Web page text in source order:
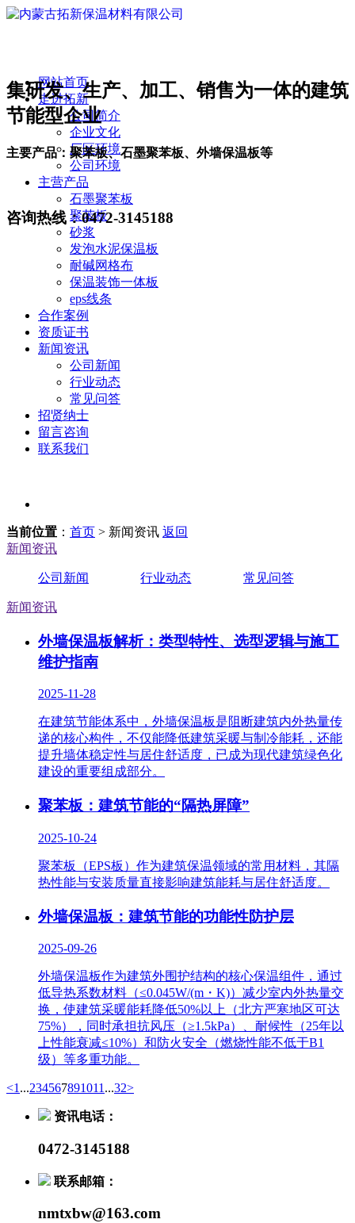
集研发、生产、加工、销售为一体的建筑
节能型企业
主要产品：聚苯板、石墨聚苯板、外墙保温板等
咨询热线：0472-3145188
网站首页
走进拓新
公司简介
企业文化
厂区环境
公司环境
主营产品
石墨聚苯板
聚苯板
砂浆
发泡水泥保温板
耐碱网格布
保温装饰一体板
eps线条
合作案例
资质证书
新闻资讯
公司新闻
行业动态
常见问答
招贤纳士
留言咨询
联系我们
当前位置 ： 首页 > 新闻资讯 返回
新闻资讯
公司新闻 行业动态 常见问答
新闻资讯
外墙保温板解析：类型特性、选型逻辑与施工
维护指南
2025-11-28
在建筑节能体系中，外墙保温板是阻断建筑内外热量传
递的核心构件，不仅能降低建筑采暖与制冷能耗，还能
提升墙体稳定性与居住舒适度，已成为现代建筑绿色化
建设的重要组成部分。
聚苯板：建筑节能的“隔热屏障”
2025-10-24
聚苯板（EPS板）作为建筑保温领域的常用材料，其隔
热性能与安装质量直接影响建筑能耗与居住舒适度。
外墙保温板：建筑节能的功能性防护层
2025-09-26
外墙保温板作为建筑外围护结构的核心保温组件，通过
低导热系数材料（≤0.045W/(m・K)）减少室内外热量交
换，使建筑采暖能耗降低50%以上（北方严寒地区可达
75%），同时承担抗风压（≥1.5kPa）、耐候性（25年以
上性能衰减≤10%）和防火安全（燃烧性能不低于B1
级）等多重功能。
<1 ...234567891011 ...32>
资讯电话：
0472-3145188
联系邮箱：
nmtxbw@163.com